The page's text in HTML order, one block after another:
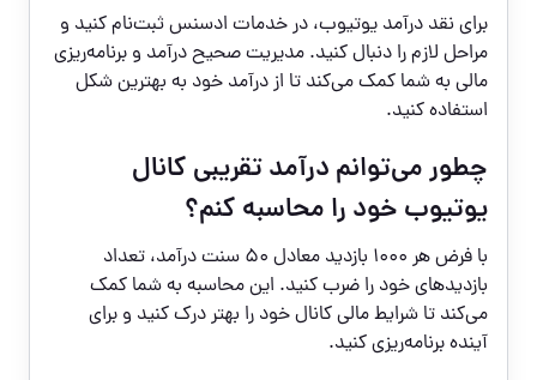
برای نقد درآمد یوتیوب، در خدمات ادسنس ثبت‌نام کنید و
مراحل لازم را دنبال کنید. مدیریت صحیح درآمد و برنامه‌ریزی
مالی به شما کمک می‌کند تا از درآمد خود به بهترین شکل
استفاده کنید.
چطور می‌توانم درآمد تقریبی کانال
یوتیوب خود را محاسبه کنم؟
با فرض هر ۱۰۰۰ بازدید معادل ۵۰ سنت درآمد، تعداد
بازدیدهای خود را ضرب کنید. این محاسبه به شما کمک
می‌کند تا شرایط مالی کانال خود را بهتر درک کنید و برای
آینده برنامه‌ریزی کنید.